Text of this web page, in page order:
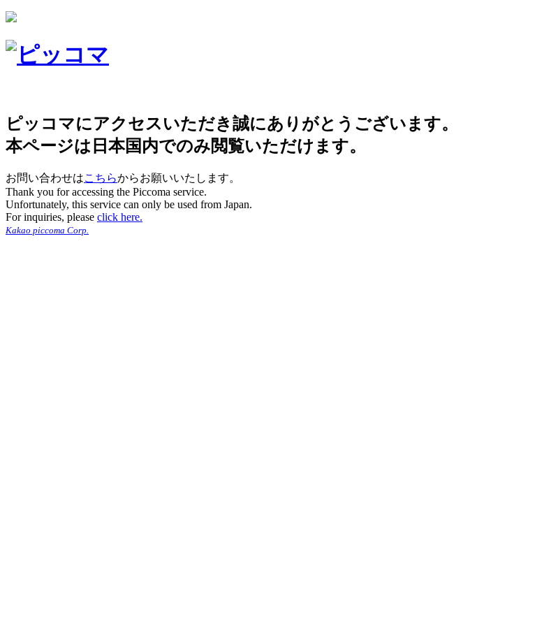
ピッコマにアクセスいただき誠にありがとうございます。
本ページは日本国内でのみ閲覧いただけます。
お問い合わせはこちらからお願いいたします。
Thank you for accessing the Piccoma service.
Unfortunately, this service can only be used from Japan.
For inquiries, please click here.
Kakao piccoma Corp.